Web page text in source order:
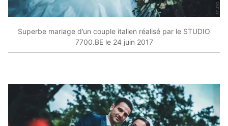
Superbe mariage d’un couple italien réalisé par le STUDIO
7700.BE le 24 juin 2017